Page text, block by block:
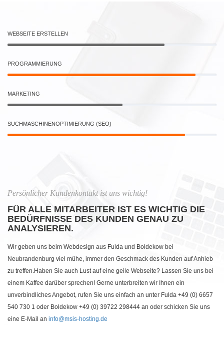
WEBSEITE ERSTELLEN
PROGRAMMIERUNG
MARKETING
SUCHMASCHINENOPTIMIERUNG (SEO)
Persönlicher Kundenkontakt ist uns wichtig!
FÜR ALLE MITARBEITER IST ES WICHTIG DIE
BEDÜRFNISSE DES KUNDEN GENAU ZU
ANALYSIEREN.
Wir geben uns beim Webdesign aus Fulda und Boldekow bei
Neubrandenburg viel mühe, immer den Geschmack des Kunden auf Anhieb
zu treffen.Haben Sie auch Lust auf eine geile Webseite? Lassen Sie uns bei
einem Kaffee darüber sprechen! Gerne unterbreiten wir Ihnen ein
unverbindliches Angebot, rufen Sie uns einfach an unter Fulda +49 (0) 6657
540 730 1 oder Boldekow +49 (0) 39722 298444 an oder schicken Sie uns
eine E-Mail an info@msis-hosting.de